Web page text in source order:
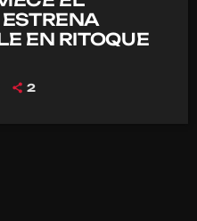
EN RITOQUE
2